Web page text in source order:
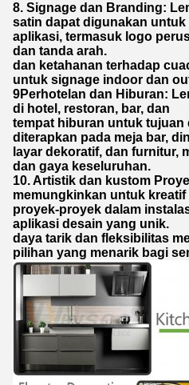
8. Signage dan Branding:
satin dapat digunakan untuk
aplikasi, termasuk logo
dan tanda arah.
dan ketahanan terhadap
untuk signage indoor dan
9Perhotelan dan Hiburan:
di hotel, restoran, bar, dan
tempat hiburan untuk tujuan
diterapkan pada meja bar,
layar dekoratif, dan furnitur,
dan gaya keseluruhan.
10. Artistik dan kustom
memungkinkan untuk
proyek-proyek dalam
aplikasi desain yang unik.
daya tarik dan fleksibilitas
pilihan yang menarik bagi